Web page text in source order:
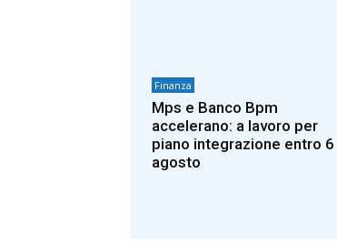
Finanza
Mps e Banco Bpm
accelerano: a lavoro per
piano integrazione entro 6
agosto